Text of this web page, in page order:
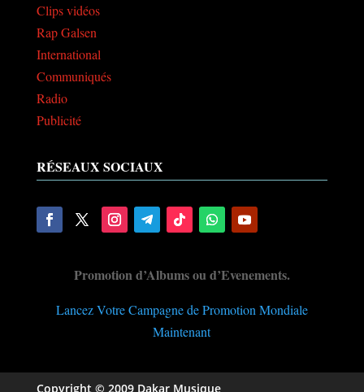
Clips vidéos
Rap Galsen
International
Communiqués
Radio
Publicité
RÉSEAUX SOCIAUX
Promotion d’Albums ou d’Evenements.
Lancez Votre Campagne de Promotion Mondiale
Maintenant
Copyright © 2009 Dakar Musique